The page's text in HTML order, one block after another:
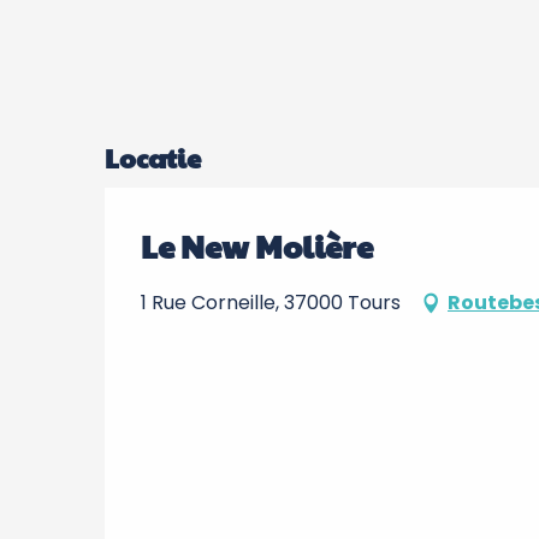
Locatie
Le New Molière
1 Rue Corneille, 37000 Tours